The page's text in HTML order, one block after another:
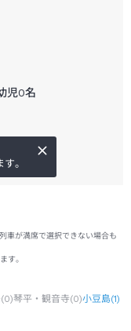
児0名
。
車が満席で選択できない場合も
す。
(0)琴平・観音寺(0)小豆島(1)